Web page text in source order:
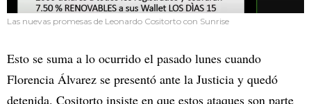
Las nuevas promesas de Leonardo Cositorto con Sunrise
Esto se suma a lo ocurrido el pasado lunes cuando
Florencia Álvarez se presentó ante la Justicia y quedó
detenida. Cositorto insiste en que estos ataques son parte